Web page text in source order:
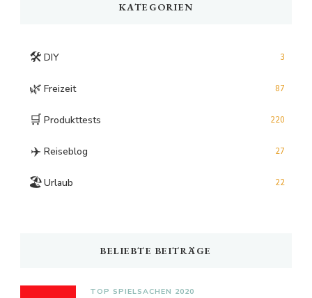
KATEGORIEN
🛠️ DIY 3
🌿 Freizeit 87
🛒 Produkttests 220
✈️ Reiseblog 27
🏖️Urlaub 22
BELIEBTE BEITRÄGE
TOP SPIELSACHEN 2020